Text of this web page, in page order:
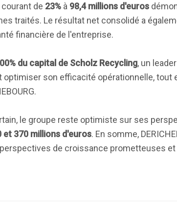
de 23% à 98,4 millions d'euros
traités. Le résultat net consolidé a
financière de l'entreprise.
du capital de Scholz Recycling, un
son efficacité opérationnelle, tout
le groupe reste optimiste sur ses
et 370 millions d'euros. En somme,
de croissance prometteuses